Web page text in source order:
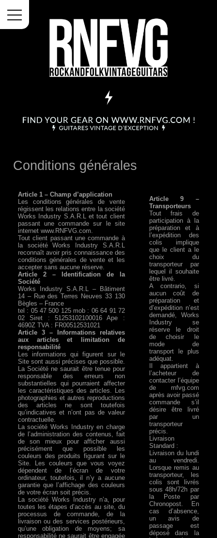
Conditions générales
Article 1 – Champ d’application
Les conditions générales de vente
régissent les relations entre la société
Works Industry S.A.R.L et tout client
passant une commande sur le site
internet www.RNFVG.com.
Tout client passant une commande à
la société Works Industry S.A.R.L
reconnaît avoir pris connaissance des
conditions générales de vente et les
accepter sans aucune réserve.
Article 2 – Identification de la
Société
Works Industry S.A.R.L – Bâtiment
14 – Rue des Terres Neuves 33 130
Bègles – France
tel : 05 47 500 125 mob : 06 64 91 72
02 Siret : 51253102100016 Ape :
4690Z TVA : FR00512531021
Article 3 – Informations relatives
aux articles et limitation de
responsabilité
Les informations qui figurent sur le
Site sont aussi précises que possible.
La Société ne saurait être tenue pour
responsable des erreurs non
substantielles qui pourraient affecter
les caractéristiques des articles. Les
photographies et autres reproductions
des articles ne sont toutefois
qu’indicatives et n’ont pas de valeur
contractuelle.
La société Works Industry en charge
de l’administration des contenus, fait
de son mieux pour afficher aussi
précisément que possible les
couleurs des produits figurant sur le
Site. Les couleurs que vous voyez
dépendent de l’écran de votre
ordinateur, toutefois, il n’y a aucune
garantie que l’affichage des couleurs
de votre écran soit précis.
La société Works Industry n’a, pour
toutes les étapes d’accès au site, du
processus de commande, de la
livraison ou des services postérieurs,
qu’une obligation de moyens; sa
responsabilité ne saurait être engagée
Article 9 –
Transporteurs
Tout frais de
participation à la
préparation et à
l’expédition des
colis implique
que le client a le
choix du
transporteur par
lequel il souhaite
être livré.
A contrario, si
aucun coût de
préparation et
d’expédition n’est
demandé, Works
Industry se
réserve le droit
de choisir le
mode de
transport le plus
adéquat.
Il appartient à
l’acheteur de
contacter l’équipe
de rnfvg.com
après avoir passé
commande s’il
désire être livré
par un
transporteur
précis.
Livraison
Standard :
Livraison du lundi
au vendredi.
Lorsque remis au
transporteur, les
colis sont livrés
sous 48h/72h par
la Poste par
Chronopost. En
cas d’absence,
un avis de
passage est
déposé dans la